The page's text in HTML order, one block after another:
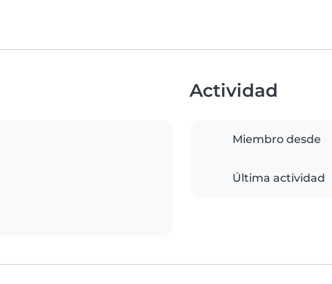
Actividad
Miembro desde
Última actividad